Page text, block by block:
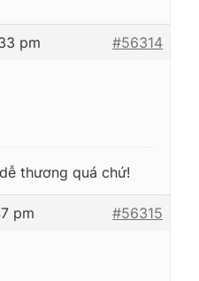
pm #56314
thương quá chứ!
pm #56315